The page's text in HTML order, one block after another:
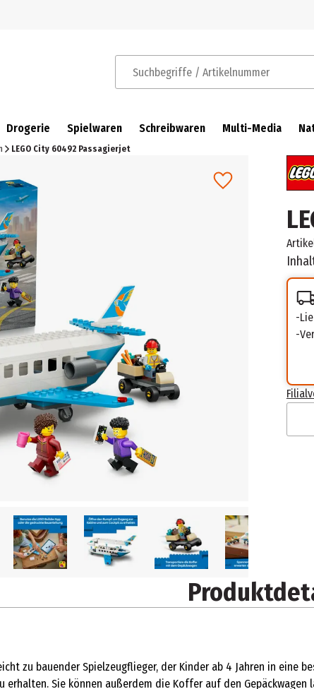
Suchbegriffe / Artikelnummer
Drogerie Spielwaren Schreibwaren Multi-Media
LEGO City 60492 Passagierjet
zu bauender Spielzeugflieger, der Kinder ab 4 Jahren in
erhalten. Sie können außerdem die Koffer auf den